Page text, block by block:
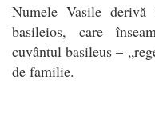
Numele Vasile
basileios, care
cuvântul basileus –
de familie.